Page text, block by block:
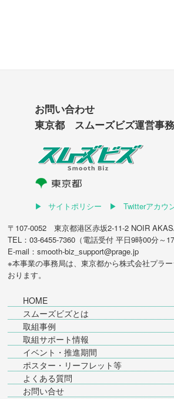
お問い合わせ
東京都 スムーズビズ運営事
サイトポリシー
Twitterアカウ
〒107-0052 東京都港区赤坂2-11-2 NOIR
TEL：03-6455-7360（電話受付 平日9時00分～17
E-mail：smooth-biz_support@prage.jp
※本事業の事務局は、東京都から株式会社プラー
おります。
HOME
スムーズビズとは
取組事例
取組サポート情報
イベント・推進期間
ポスター・リーフレット等
よくある質問
お問い合せ